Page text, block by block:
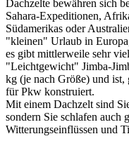
Dachzelte bewähren sich
Sahara-Expeditionen,
Südamerikas oder
"kleinen" Urlaub in
es gibt mittlerweile sehr
"Leichtgewicht" Jimba-
kg (je nach Größe) und ist,
für Pkw konstruiert.
Mit einem Dachzelt sind
sondern Sie schlafen auch
Witterungseinflüssen und